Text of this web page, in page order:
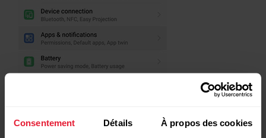
Consentement Détails À propos des cookies